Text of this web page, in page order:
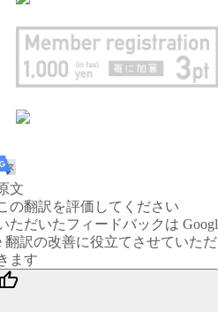
文
の翻訳を評価してください
ただいたフィードバックは Googl
翻訳の改善に役立てさせていただ
ます